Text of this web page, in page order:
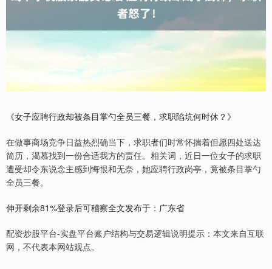
《女子应聘行政却被条目掌勺全员三餐，求职陷坑何时休？》
在做事商场竞争日益热烈确当下，求职者们时常怀揣着但愿四处送达
简历，渴慕找到一份合适我方的责任。相关词，近日一位女子的求职
遭受却令东说念主感到悔恨和无奈，她应聘行政岗亭，竟被条目掌勺
全员三餐。
伸开剩余81%登录后可稽察全文发布于：广东省
配资炒股平台-实盘平台账户结构与交易逻辑说明提示：本文来自互联
网，不代表本网站观点。